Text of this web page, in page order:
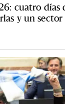
cuatro días
y un sector